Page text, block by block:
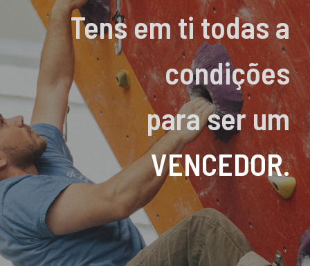
Tens em ti todas a
condições
para ser um
VENCEDOR.